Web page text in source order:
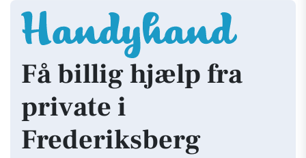
Få billig hjælp fra
private i
Frederiksberg